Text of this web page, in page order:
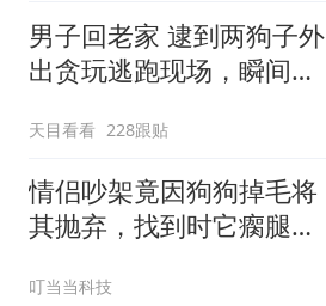
男子回老家 逮到两狗子外
出贪玩逃跑现场，瞬间被
天目看看 228跟贴
情侣吵架竟因狗狗掉毛将
其抛弃，找到时它瘸腿哭
叮当当科技